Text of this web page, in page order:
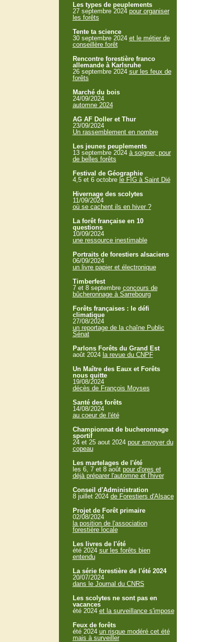
Les types de peuplements
27 septembre 2024 pour organiser
les forêts
Tente ta science
30 septembre 2024 et le métier de
conseillère forêt
Rencontre forestière franco
allemande à Karlsruhe
26 septembre 2024 sur les feux de
forêts
Marché du bois
24/09/2024
automne 2024
AG AF Doller et Thur
23/09/2024
Un rassemblement en nombre
Les jeunes peuplements
13 septembre 2024 à soigner, pour
de belles forêts
Festival de Géographie
4,5 et 6 octobre le FIG à Saint Dié
Hivernage des scolytes
11/09/2024
où se cachent ils en hiver ?
La forêt française en 10
questions
10/09/2024
une ressource inestimable
Portraits de forestiers alsaciens
06/09/2024
un livre papier et électronique
Timberfest
7 et 8 septembre concours de
bûcheronnage à Sarrebourg
Forêts françaises : le défi
climatique
27/08/2024
un reportage de la chaîne Public
Sénat
Parlons Forêts du Grand Est
août 2024 la revue du CNPF
Un Maître des Eaux et Forêts
nous quitte
19/08/2024
décès de François Moyses
Santé des forêts
14/08/2024
au coeur de l'été
Championnat de bucheronnage
sportif
24 et 25 aout 2024 pour envoyer du
copeau
Les martelages de l'été
les 6, 7 et 8 août pour d'ores et
déjà préparer l'automne et l'hiver
Conseil d'Administration
8 juillet 2024 de Forestiers d'Alsace
Projet de Forêt primaire
02/08/2024
la position de l'association
forestière locale
Les livres de l'été
été 2024 sur les forêts bien
entendu
La série forestière de l'été 2024
20/07/2024
dans le Journal du CNRS
Les scolytes ne sont pas en
vacances
été 2024 et la surveillance s'impose
Feux de forêts
été 2024 un risque modéré cet été
mais à surveiller